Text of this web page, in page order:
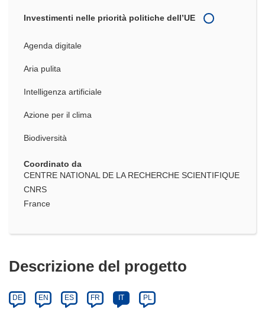
Investimenti nelle priorità politiche dell’UE
Agenda digitale
Aria pulita
Intelligenza artificiale
Azione per il clima
Biodiversità
Coordinato da
CENTRE NATIONAL DE LA RECHERCHE SCIENTIFIQUE
CNRS
France
Descrizione del progetto
DE EN ES FR IT PL